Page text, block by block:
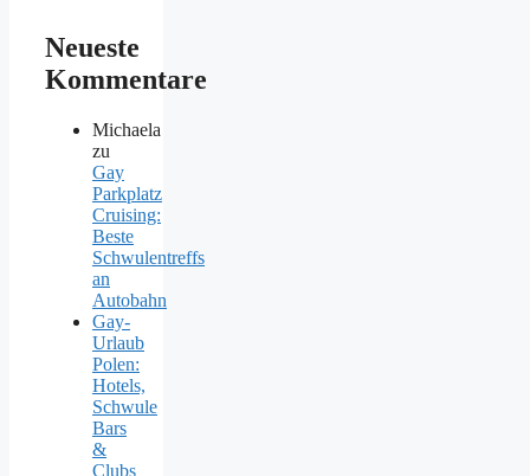
Neueste
Kommentare
Michaela
zu
Gay
Parkplatz
Cruising:
Beste
Schwulentreffs
an
Autobahn
Gay-
Urlaub
Polen:
Hotels,
Schwule
Bars
&
Clubs